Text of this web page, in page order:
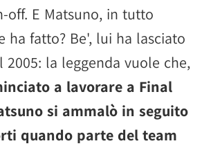
off. E Matsuno, in tutto
ha fatto? Be', lui ha lasciato
2005: la leggenda vuole che,
a lavorare a Final
si ammalò in seguito
quando parte del team